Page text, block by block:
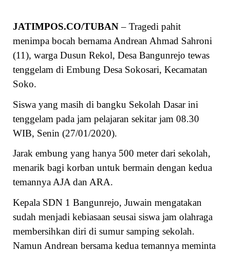
JATIMPOS.CO/TUBAN– Tragedi pahit
menimpa bocah bernama Andrean Ahmad Sahroni
(11), warga Dusun Rekol, Desa Bangunrejo tewas
tenggelam di Embung Desa Sokosari, Kecamatan
Soko.
Siswa yang masih di bangku Sekolah Dasar ini
tenggelam pada jam pelajaran sekitar jam 08.30
WIB, Senin (27/01/2020).
Jarak embung yang hanya 500 meter dari sekolah,
menarik bagi korban untuk bermain dengan kedua
temannya AJA dan ARA.
Kepala SDN 1 Bangunrejo, Juwain mengatakan
sudah menjadi kebiasaan seusai siswa jam olahraga
membersihkan diri di sumur samping sekolah.
Namun Andrean bersama kedua temannya meminta